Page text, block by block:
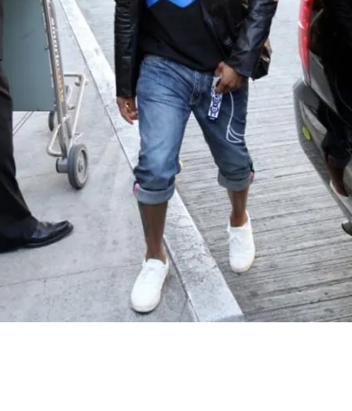
CONCORSI
EVENTI
VIDEO
TV
PRINCIPATO
DI
MONACO
RMC
CONSIGLIA